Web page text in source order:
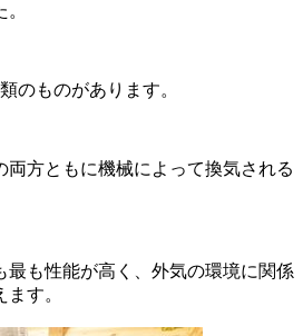
のものがあります。
両方ともに機械によって換気される
最も性能が高く、外気の環境に関係
す。